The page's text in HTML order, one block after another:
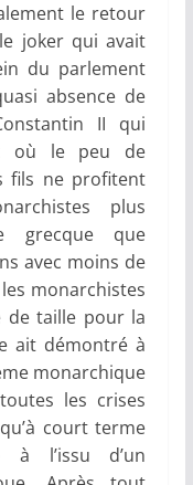
le retour
joker qui avait
du parlement
absence de
II qui
où le peu de
fils ne profitent
plus
grecque que
avec moins de
monarchistes
de taille pour la
ait démontré à
monarchique
les crises
court terme
à l’issu d’un